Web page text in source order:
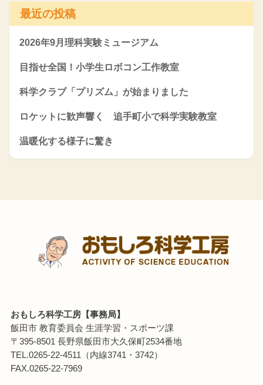
最近の投稿
2026年9月理科実験ミュージアム
目指せ全国！小学生ロボコン工作教室
科学クラブ「プリズム」が始まりました
ロケットに歓声響く 追手町小で科学実験教室
温暖化する様子に驚き
おもしろ科学工房【事務局】
飯田市 教育委員会 生涯学習・スポーツ課
〒395-8501 長野県飯田市大久保町2534番地
TEL.0265-22-4511（内線3741・3742）
FAX.0265-22-7969